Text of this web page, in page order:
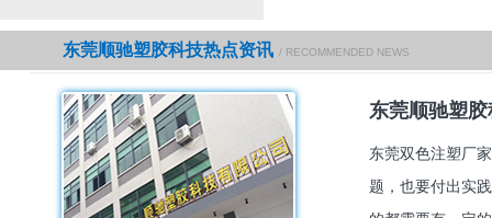
东莞顺驰塑胶科技热点资讯 / RECOMMENDED NEWS
东莞顺驰塑
东莞双色注塑厂
题，也要付出实